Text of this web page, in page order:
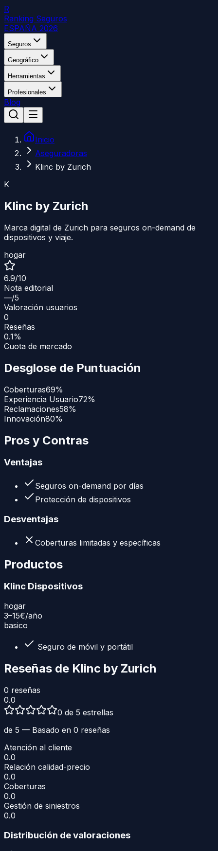
R
Ranking Seguros
ESPAÑA 2026
Seguros
Geográfico
Herramientas
Profesionales
Blog
Inicio
Aseguradoras
Klinc by Zurich
K
Klinc by Zurich
Marca digital de Zurich para seguros on-demand de
dispositivos y viaje.
hogar
6.9/10
Nota editorial
—/5
Valoración usuarios
0
Reseñas
0.1%
Cuota de mercado
Desglose de Puntuación
Coberturas69%
Experiencia Usuario72%
Reclamaciones58%
Innovación80%
Pros y Contras
Ventajas
Seguros on-demand por días
Protección de dispositivos
Desventajas
Coberturas limitadas y específicas
Productos
Klinc Dispositivos
hogar
3–15€/año
basico
Seguro de móvil y portátil
Reseñas de Klinc by Zurich
0 reseñas
0.0
0 de 5 estrellas
de 5 — Basado en 0 reseñas
Atención al cliente
0.0
Relación calidad-precio
0.0
Coberturas
0.0
Gestión de siniestros
0.0
Distribución de valoraciones